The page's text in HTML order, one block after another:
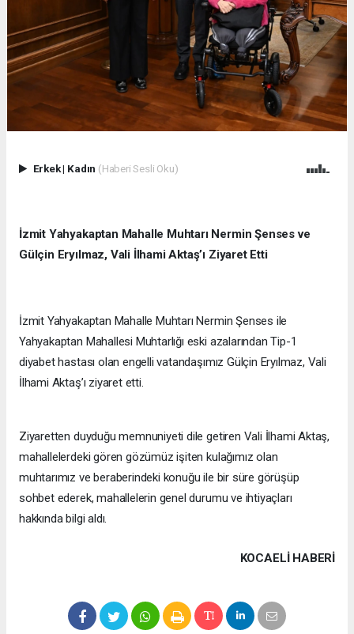
Erkek| Kadın (Haberi Sesli Oku)
İzmit Yahyakaptan Mahalle Muhtarı Nermin Şenses ve
Gülçin Eryılmaz, Vali İlhami Aktaş’ı Ziyaret Etti
İzmit Yahyakaptan Mahalle Muhtarı Nermin Şenses ile
Yahyakaptan Mahallesi Muhtarlığı eski azalarından Tip-1
diyabet hastası olan engelli vatandaşımız Gülçin Eryılmaz, Vali
İlhami Aktaş’ı ziyaret etti.
Ziyaretten duyduğu memnuniyeti dile getiren Vali İlhami Aktaş,
mahallelerdeki gören gözümüz işiten kulağımız olan
muhtarımız ve beraberindeki konuğu ile bir süre görüşüp
sohbet ederek, mahallelerin genel durumu ve ihtiyaçları
hakkında bilgi aldı.
KOCAELI HABERİ